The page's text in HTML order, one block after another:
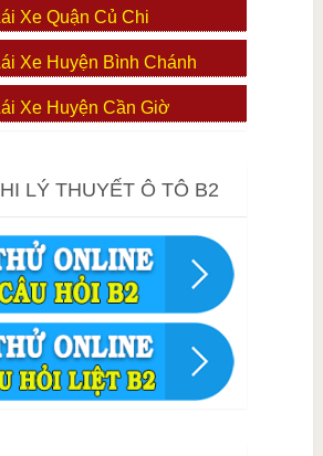
Xe Quận Củ Chi
Xe Huyện Bình Chánh
Xe Huyện Cần Giờ
LÝ THUYẾT Ô TÔ B2